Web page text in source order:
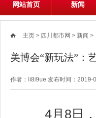
网站首页 新闻
主页 > 四川都市网 > 新闻 >
美博会“新玩法”：
作者：li8i9ue 发布时间：2019-
4月8日，